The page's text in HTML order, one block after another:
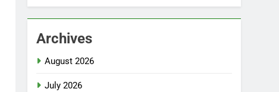
Archives
August 2026
July 2026